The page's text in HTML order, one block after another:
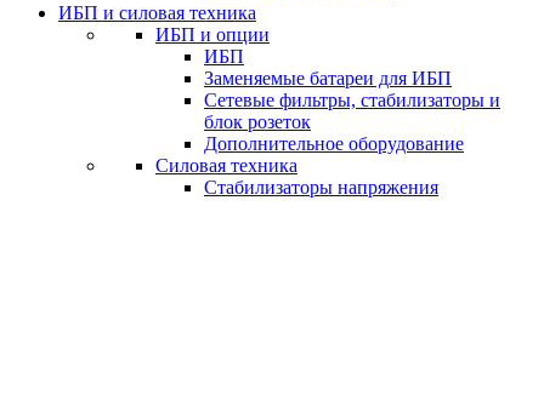
ИБП и силовая техника
ИБП и опции
ИБП
Заменяемые батареи для ИБП
Сетевые фильтры, стабилизаторы и
блок розеток
Дополнительное оборудование
Силовая техника
Стабилизаторы напряжения